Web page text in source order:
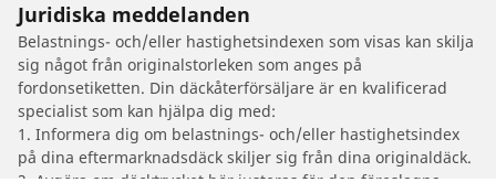
Juridiska meddelanden
Belastnings- och/eller hastighetsindexen som visas kan skilja
sig något från originalstorleken som anges på
fordonsetiketten. Din däckåterförsäljare är en kvalificerad
specialist som kan hjälpa dig med:
1. Informera dig om belastnings- och/eller hastighetsindex
på dina eftermarknadsdäck skiljer sig från dina originaldäck.
2. Avgöra om däcktrycket bör justeras för den föreslagna